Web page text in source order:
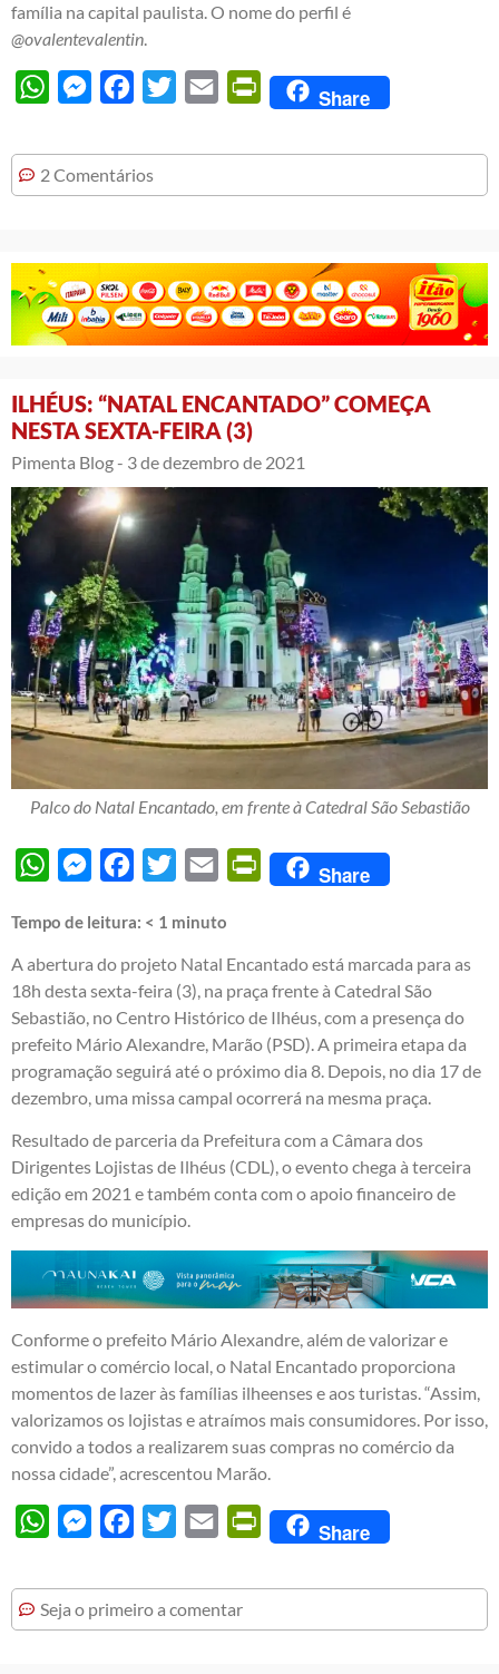
família na capital paulista. O nome do perfil é
@ovalentevalentin.
WhatsAppMessengerFacebook
Twitter Email PrintFriendly
Share
2 Comentários
ILHÉUS: “NATAL ENCANTADO” COMEÇA
NESTA SEXTA-FEIRA (3)
Pimenta Blog - 3 de dezembro de 2021
Palco do Natal Encantado, em frente à Catedral São Sebastião
WhatsAppMessengerFacebook
Twitter Email PrintFriendly
Share
Tempo de leitura: < 1 minuto
A abertura do projeto Natal Encantado está marcada para as
18h desta sexta-feira (3), na praça frente à Catedral São
Sebastião, no Centro Histórico de Ilhéus, com a presença do
prefeito Mário Alexandre, Marão (PSD). A primeira etapa da
programação seguirá até o próximo dia 8. Depois, no dia 17 de
dezembro, uma missa campal ocorrerá na mesma praça.
Resultado de parceria da Prefeitura com a Câmara dos
Dirigentes Lojistas de Ilhéus (CDL), o evento chega à terceira
edição em 2021 e também conta com o apoio financeiro de
empresas do município.
Conforme o prefeito Mário Alexandre, além de valorizar e
estimular o comércio local, o Natal Encantado proporciona
momentos de lazer às famílias ilheenses e aos turistas. “Assim,
valorizamos os lojistas e atraímos mais consumidores. Por isso,
convido a todos a realizarem suas compras no comércio da
nossa cidade”, acrescentou Marão.
WhatsAppMessengerFacebook
Twitter Email PrintFriendly
Share
Seja o primeiro a comentar